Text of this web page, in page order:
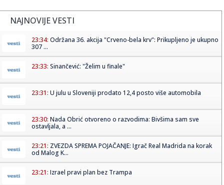
NAJNOVIJE VESTI
23:34: Održana 36. akcija "Crveno-bela krv": Prikupljeno je ukupno
307 ...
23:33: Sinančević: "Želim u finale"
23:31: U julu u Sloveniji prodato 12,4 posto više automobila
23:30: Nada Obrić otvoreno o razvodima: Bivšima sam sve
ostavljala, a ...
23:21: ZVEZDA SPREMA POJAČANJE: Igrač Real Madrida na korak
od Malog K...
23:21: Izrael pravi plan bez Trampa